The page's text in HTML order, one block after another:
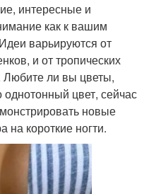
интересные и
как к вашим
варьируются от
и от тропических
Любите ли вы цветы,
цвет, сейчас
новые
на короткие ногти.